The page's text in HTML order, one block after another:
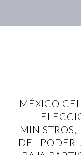
MÉXICO
MINISTROS,
DEL PODER